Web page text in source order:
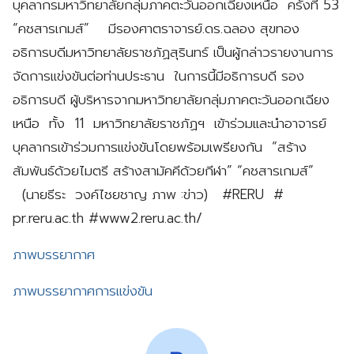
บุคลากรมหาวิทยาลัยกลุ่มภาคตะวันออกเฉียงเหนือ ครั้งที่ 53
“คชสารเกมส์” มีรองศาตราจารย์.ดร.ฉลอง สุขทอง
อธิการบดีมหาวิทยาลัยราชภัฏสุรินทร์ เป็นผู้กล่าวรายงานการ
จัดการแข่งขันต่อท่านประธาน ในการนี้มีอธิการบดี รอง
อธิการบดี ผู้บริหารจากมหาวิทยาลัยกลุ่มภาคตะวันออกเฉียง
เหนือ ทั้ง 11 มหาวิทยาลัยราชภัฏฯ เข้าร่วมและนำอาจารย์
บุคลากรเข้าร่วมการแข่งขันโดยพร้อมเพรียงกัน “สร้าง
สัมพันธ์ด้วยไมตรี สร้างสามัคคีด้วยกีฬา” “คชสารเกมส์”
(นายธีระ วงค์ไชยชาญ ภาพ :ข่าว) #RERU #
pr.reru.ac.th #www2.reru.ac.th/
ภาพบรรยากาศ
ภาพบรรยากาศการแข่งขัน